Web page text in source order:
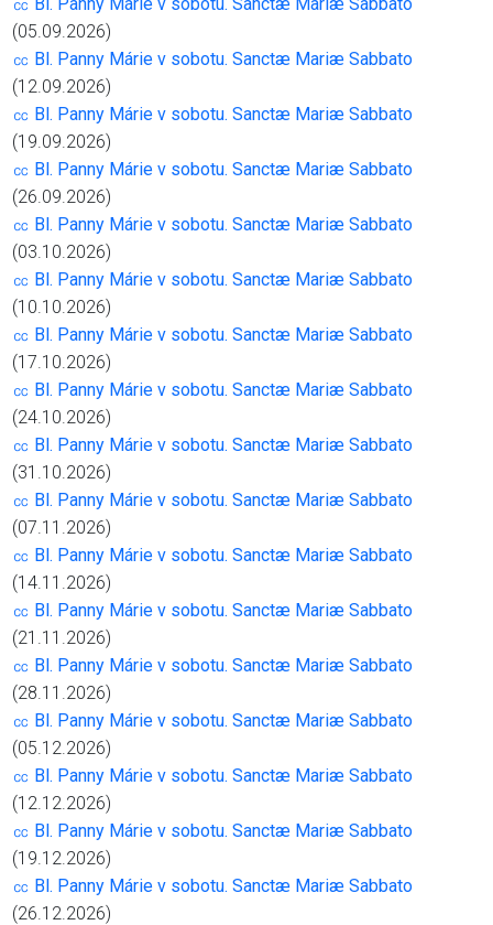
(05.09.2026)
㏄ Bl. Panny Márie v sobotu. Sanctæ Mariæ Sabbato
(12.09.2026)
㏄ Bl. Panny Márie v sobotu. Sanctæ Mariæ Sabbato
(19.09.2026)
㏄ Bl. Panny Márie v sobotu. Sanctæ Mariæ Sabbato
(26.09.2026)
㏄ Bl. Panny Márie v sobotu. Sanctæ Mariæ Sabbato
(03.10.2026)
㏄ Bl. Panny Márie v sobotu. Sanctæ Mariæ Sabbato
(10.10.2026)
㏄ Bl. Panny Márie v sobotu. Sanctæ Mariæ Sabbato
(17.10.2026)
㏄ Bl. Panny Márie v sobotu. Sanctæ Mariæ Sabbato
(24.10.2026)
㏄ Bl. Panny Márie v sobotu. Sanctæ Mariæ Sabbato
(31.10.2026)
㏄ Bl. Panny Márie v sobotu. Sanctæ Mariæ Sabbato
(07.11.2026)
㏄ Bl. Panny Márie v sobotu. Sanctæ Mariæ Sabbato
(14.11.2026)
㏄ Bl. Panny Márie v sobotu. Sanctæ Mariæ Sabbato
(21.11.2026)
㏄ Bl. Panny Márie v sobotu. Sanctæ Mariæ Sabbato
(28.11.2026)
㏄ Bl. Panny Márie v sobotu. Sanctæ Mariæ Sabbato
(05.12.2026)
㏄ Bl. Panny Márie v sobotu. Sanctæ Mariæ Sabbato
(12.12.2026)
㏄ Bl. Panny Márie v sobotu. Sanctæ Mariæ Sabbato
(19.12.2026)
㏄ Bl. Panny Márie v sobotu. Sanctæ Mariæ Sabbato
(26.12.2026)